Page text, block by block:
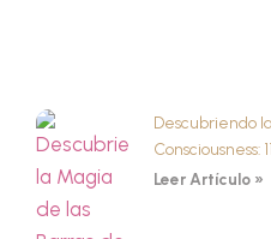
Descubriendo
Consciousness:
Leer Artículo »